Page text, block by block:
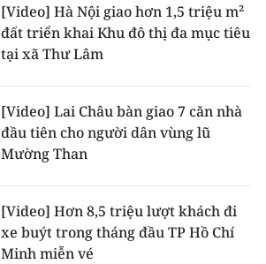
[Video] Hà Nội giao hơn 1,5 triệu m²
đất triển khai Khu đô thị đa mục tiêu
tại xã Thư Lâm
[Video] Lai Châu bàn giao 7 căn nhà
đầu tiên cho người dân vùng lũ
Mường Than
[Video] Hơn 8,5 triệu lượt khách đi
xe buýt trong tháng đầu TP Hồ Chí
Minh miễn vé